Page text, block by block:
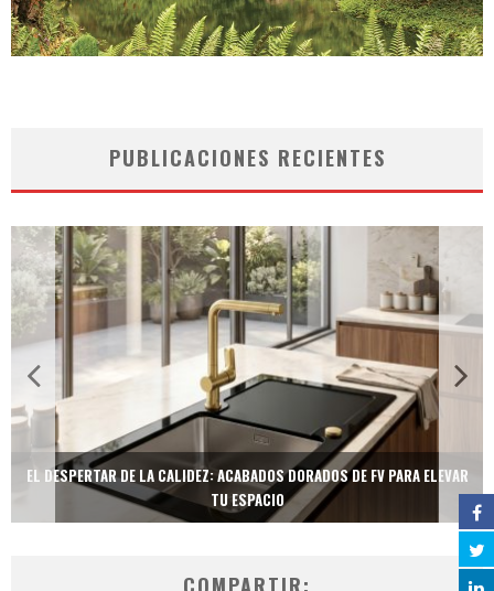
PUBLICACIONES RECIENTES
EL DESPERTAR DE LA CALIDEZ: ACABADOS DORADOS DE FV PARA ELEVAR
TU ESPACIO